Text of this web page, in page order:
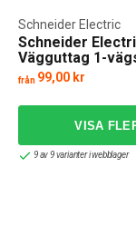
Schneider
Vägguttag 1-
Schneider Electric
från 99,00 kr
9 av 9 varianter i webblager